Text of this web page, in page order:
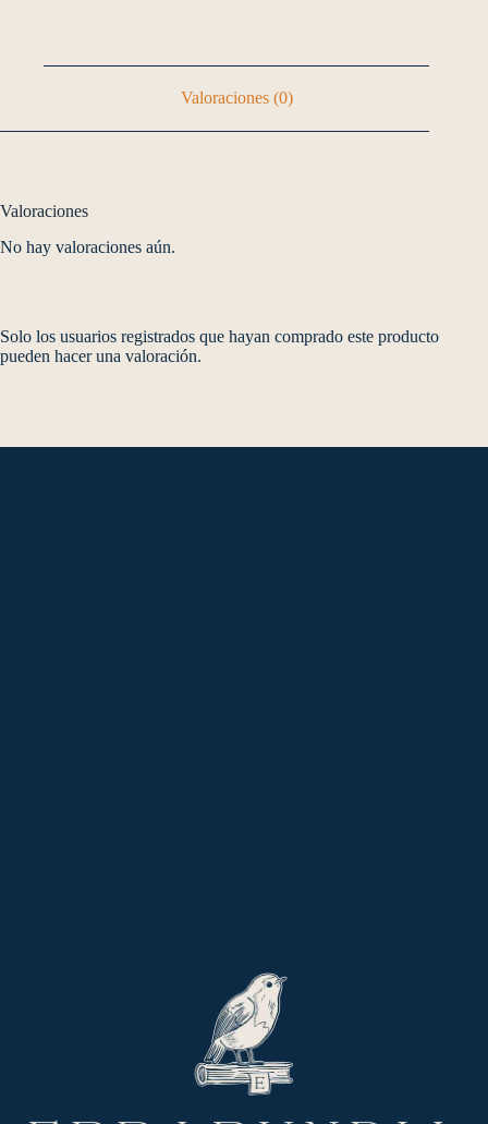
Valoraciones (0)
Valoraciones
No hay valoraciones aún.
Solo los usuarios registrados que hayan comprado este producto
pueden hacer una valoración.